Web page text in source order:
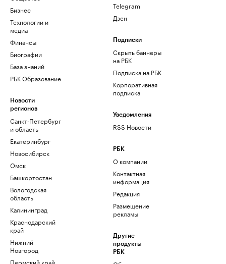
Бизнес
Технологии и
медиа
Финансы
Биографии
База знаний
РБК Образование
Новости
регионов
Санкт-Петербург
и область
Екатеринбург
Новосибирск
Омск
Башкортостан
Вологодская
область
Калининград
Краснодарский
край
Нижний
Новгород
Пермский край
Telegram
Дзен
Подписки
Скрыть баннеры
на РБК
Подписка на РБК
Корпоративная
подписка
Уведомления
RSS Новости
РБК
О компании
Контактная
информация
Редакция
Размещение
рекламы
Другие
продукты
РБК